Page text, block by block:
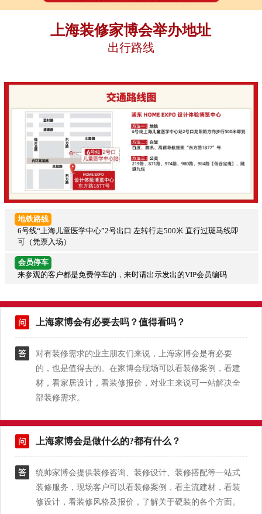
上海装修家博会举办地址
出行路线
地铁路线
6号线“上海儿童医学中心”2号出口 左转行走500米 直行过斑马线即
可（凭票入场）
会员停车
来参观的客户都是免费停车的，来时请出示发出的VIP会员编码
上海家博会有必要去吗？值得看吗？
对有装修需求的业主朋友们来说，上海家博会是有必要
的，也是值得去的。在家博会现场可以看装修案例，看建
材，看家居设计，看装修报价，对业主来说可一站解决全
部装修需求。
上海家博会是做什么的?都有什么？
统帅家博会提供装修咨询、装修设计、装修搭配等一站式
装修服务，现场客户可以看装修案例，看主流建材，看装
修设计，看装修风格及报价，了解关于硬装的各个方面。